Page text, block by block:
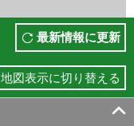
最新情報に更新
地図表示に切り替える
